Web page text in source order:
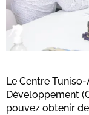
Le Centre
Développement
pouvez obtenir